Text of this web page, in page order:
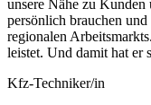
unsere Nähe zu
persönlich brauchen
regionalen
leistet. Und damit hat er
Kfz-Techniker/in